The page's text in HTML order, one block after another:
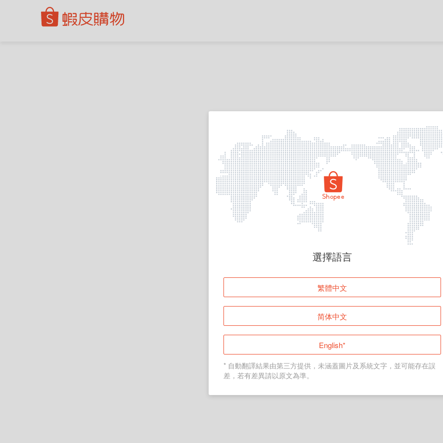
頁面無法顯示
登入
返回首頁
選擇語言
繁體中文
简体中文
English*
* 自動翻譯結果由第三方提供，未涵蓋圖片及系統文字，並可能存在誤
差，若有差異請以原文為準。